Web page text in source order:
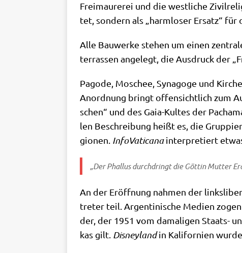
Frei­mau­re­rei und die west­li­che
tet, son­dern als „harm­lo­ser Ersatz“ für
Alle Bau­wer­ke ste­hen um einen
ter­ras­sen ange­legt, die Aus­druck der
Pago­de, Moschee, Syn­ago­ge und
Anord­nung bringt offen­sicht­lich zum
schen“ und des Gaia-Kul­tes der
len Beschrei­bung heißt es, die
gio­nen. Info­Va­ti­ca­nainter­pre­tiert
„Der Phal­lus durch­dringt die Göt­tin Mut­ter
An der Eröff­nung nah­men der
tre­ter teil. Argen­ti­ni­sche Medi­en
der, der 1951 vom dama­li­gen Staats-
kas gilt. Dis­ney­landin Kali­for­ni­en